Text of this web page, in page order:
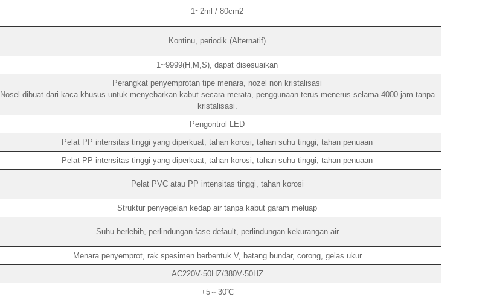
1~2ml / 80cm2
Kontinu, periodik (Alternatif)
1~9999(H,M,S), dapat disesuaikan
Perangkat penyemprotan tipe menara, nozel non kristalisasi
Nosel dibuat dari kaca khusus untuk menyebarkan kabut secara merata, penggunaan terus menerus selama 4000 jam tanpa
kristalisasi.
Pengontrol LED
Pelat PP intensitas tinggi yang diperkuat, tahan korosi, tahan suhu tinggi, tahan penuaan
Pelat PP intensitas tinggi yang diperkuat, tahan korosi, tahan suhu tinggi, tahan penuaan
Pelat PVC atau PP intensitas tinggi, tahan korosi
Struktur penyegelan kedap air tanpa kabut garam meluap
Suhu berlebih, perlindungan fase default, perlindungan kekurangan air
Menara penyemprot, rak spesimen berbentuk V, batang bundar, corong, gelas ukur
AC220V·50HZ/380V·50HZ
+5～30℃